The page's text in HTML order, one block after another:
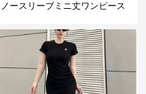
ノースリーブミニ丈ワンピース